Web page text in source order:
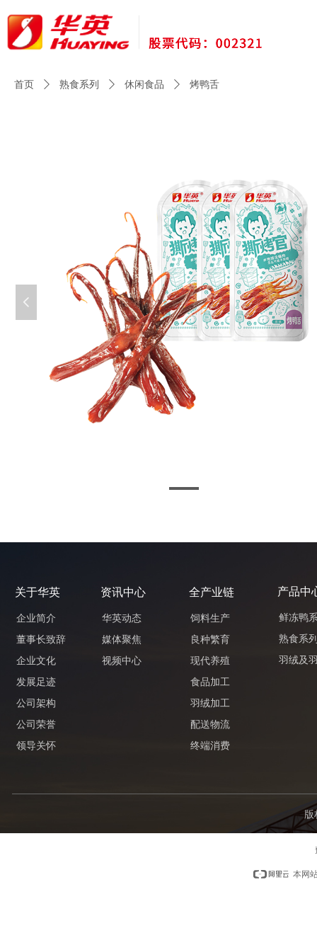
首页 ꄲ 熟食系列 ꄲ 休闲食品 ꄲ 烤鸭舌
넳
企业简介
董事长致辞
企业文化
发展足迹
公司架构
公司荣誉
领导关怀
关于华英 资讯中心
华英动态
媒体聚焦
视频中心
全产业链
饲料生产
良种繁育
现代养殖
食品加工
羽绒加工
配送物流
终端消费
产品中
鲜冻鸭
熟食系
羽绒及
本网